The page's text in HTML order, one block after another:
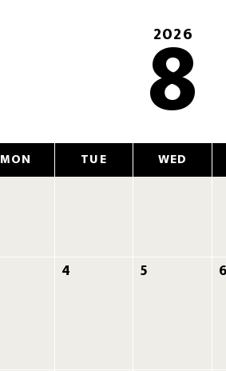
2026
8
MON TUE WED
4 5 6